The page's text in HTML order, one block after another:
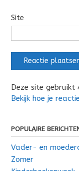
Site
Deze site gebruikt
Bekijk hoe je
POPULAIRE
Vader- en
Zomer